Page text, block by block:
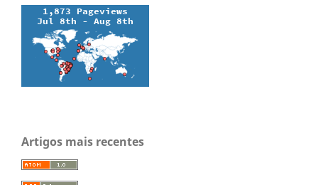
Artigos mais recentes